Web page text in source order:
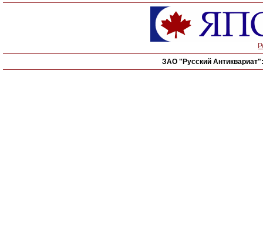
ЗАО "Русский Антиквариат":